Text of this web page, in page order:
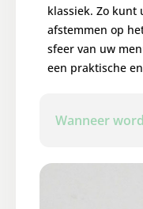
klassiek. Zo kunt
afstemmen op
sfeer van uw
een praktische
Wanneer